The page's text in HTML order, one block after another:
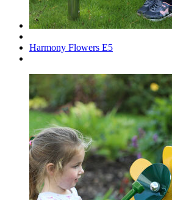
Harmony Flowers E5